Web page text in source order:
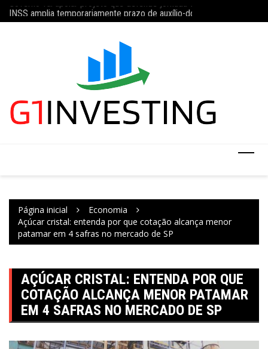
para
5×2 com limite de 40 horas semanais
INSS amplia temporariamente prazo de auxílio-doença sem perícia;
Página inicial
Economia
Açúcar cristal: entenda por que cotação alcança menor
patamar em 4 safras no mercado de SP
AÇÚCAR CRISTAL: ENTENDA POR QUE
COTAÇÃO ALCANÇA MENOR PATAMAR
EM 4 SAFRAS NO MERCADO DE SP